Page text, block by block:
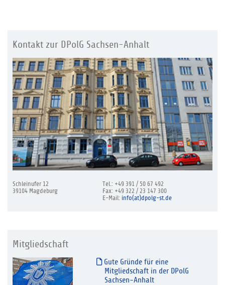
Kontakt zur DPolG Sachsen-Anhalt
Schleinufer 12
39104 Magdeburg
Tel.: +49 391 / 50 67 492
Fax: +49 322 / 23 147 300
E-Mail: info(at)dpolg-st.de
Mitgliedschaft
Gute Gründe für eine
Mitgliedschaft in der DPolG
Sachsen-Anhalt